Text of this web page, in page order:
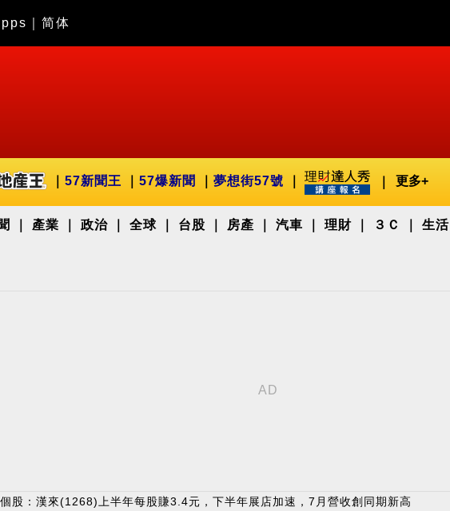
简体
57新聞王 57爆新聞 夢想街57號 更多+
產業 政治 全球 台股 房產 汽車 理財 ３Ｃ 生活
股：漢來(1268)上半年每股賺3.4元，下半年展店加速，7月營收創同期新高